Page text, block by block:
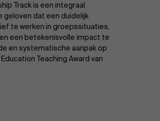
Track is een integraal
geloven dat een duidelijk
te werken in groepssituaties,
een betekenisvolle impact te
en systematische aanpak op
Teaching Award van